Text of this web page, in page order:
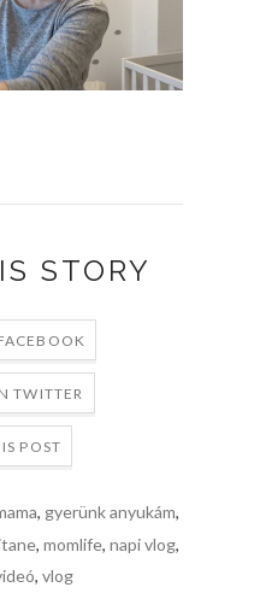
STORY
TWITTER
POST
, gyerünk anyukám,
, momlife, napi vlog,
, vlog